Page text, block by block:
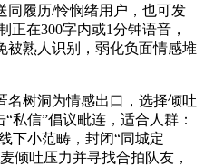
同履历/怜悯绪用户，也可发
正在300字内或1分钟语音，
被熟人识别，弱化负面情感堆
树洞为情感出口，选择倾吐
私信”倡议毗连，适合人群：
下小范畴，封闭“同城定
倾吐压力并寻找合拍队友，